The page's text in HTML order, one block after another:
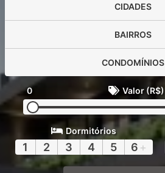
CIDADES
BAIRROS
CONDOMÍNIOS
0 Valor (R$)
Dormitórios
1 2 3 4 5 6 +